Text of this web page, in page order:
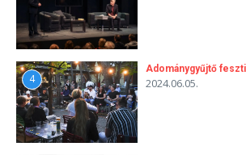
4
Adománygyűjtő
2024.06.05.